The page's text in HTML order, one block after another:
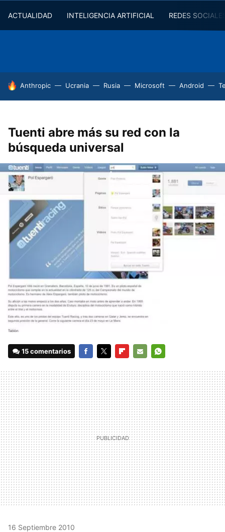
ACTUALIDAD INTELIGENCIA ARTIFICIAL REDES
HOY SE HABLA DE
Anthropic Ucrania Rusia Microsoft Android
Tuenti abre más su red con la
búsqueda universal
15 comentarios
MAIL
16 Septiembre 2010